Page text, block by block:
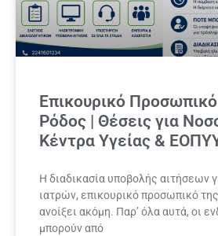
Επικουρικό
Ρόδος | Θέσεις για
Κέντρα Υγείας &
Η διαδικασία υποβολής αιτήσεων
ιατρών, επικουρικό προσωπικό
ανοίξει ακόμη. Παρ’ όλα αυτά, οι
μπορούν από